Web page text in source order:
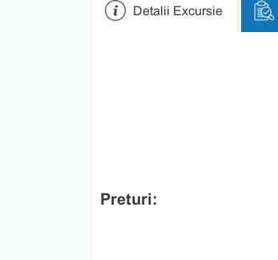
Detalii Excursie
Preturi: